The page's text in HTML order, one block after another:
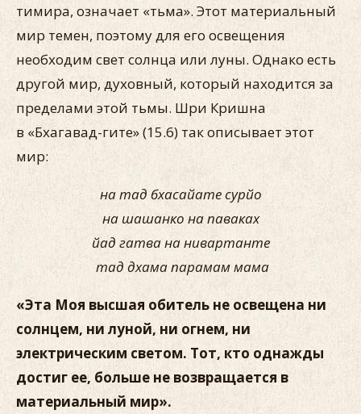
тимира, означает «тьма». Этот материальный
мир темен, поэтому для его освещения
необходим свет солнца или луны. Однако есть
другой мир, духовный, который находится за
пределами этой тьмы. Шри Кришна
в «Бхагавад-гите» (15.6) так описывает этот
мир:
на тад бхасайате сурйо
на шашанко на паваках
йад гатва на нивартанте
тад дхама парамам мама
«Эта Моя высшая обитель не освещена ни
солнцем, ни луной, ни огнем, ни
электрическим светом. Тот, кто однажды
достиг ее, больше не возвращается в
материальный мир».